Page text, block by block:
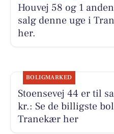
Houvej 58 og 1
salg denne uge i
her.
BOLIGMARKED
Stoensevej 44 er til
kr.: Se de billigste
Tranekær her